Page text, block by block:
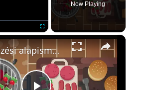
Now Playing
×
Grillezési alapismeretek